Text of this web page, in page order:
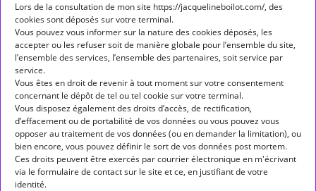
Lors de la consultation de mon site https://jacquelineboilot.com/, des
cookies sont déposés sur votre terminal.
Vous pouvez vous informer sur la nature des cookies déposés, les
accepter ou les refuser soit de manière globale pour l’ensemble du site,
l’ensemble des services, l’ensemble des partenaires, soit service par
service.
Vous êtes en droit de revenir à tout moment sur votre consentement
concernant le dépôt de tel ou tel cookie sur votre terminal.
Vous disposez également des droits d’accès, de rectification,
d’effacement ou de portabilité de vos données ou vous pouvez vous
opposer au traitement de vos données (ou en demander la limitation), ou
bien encore, vous pouvez définir le sort de vos données post mortem.
Ces droits peuvent être exercés par courrier électronique en m'écrivant
via le formulaire de contact sur le site et ce, en justifiant de votre
identité.
Tombée dans le tonneau de l'astrologie en 1983, je suis une
passionnée d'astrologie humaniste. Ce que je cherche avant tout :
partager, aider et redonner confiance à travers mon blog
d'astrologie humaniste.
Facebook Instagram